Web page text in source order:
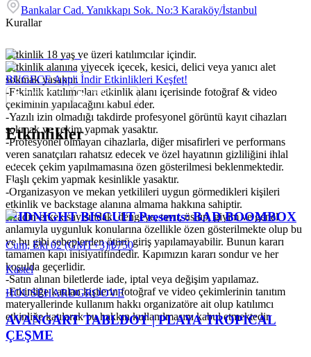
Bankalar Cad. Yanıkkapı Sok. No:3 Karaköy/İstanbul
Kurallar
-Etkinlik 18 yaş ve üzeri katılımcılar içindir.
-Etkinlik alanına yiyecek içecek, kesici, delici veya yanıcı alet
sokmak yasaktır.
-Etkinlik katılımcıları etkinlik alanı içerisinde fotoğraf & video
çekiminin yapılacağını kabul eder.
-Yazılı izin olmadığı takdirde profesyonel görüntü kayıt cihazları
sokmak ve çekim yapmak yasaktır.
-Profesyonel olmayan cihazlarla, diğer misafirleri ve performans
veren sanatçıları rahatsız edecek ve özel hayatının gizliliğini ihlal
edecek çekim yapılmamasına özen gösterilmesi beklenmektedir.
Flaşlı çekim yapmak kesinlikle yasaktır.
-Organizasyon ve mekan yetkilileri uygun görmedikleri kişileri
etkinlik ve backstage alanına almama hakkına sahiptir.
-Kadın-erkek sayısındaki dengeye, tavır, üslup, giyim ve genel
anlamıyla uygunluk konularına özellikle özen gösterilmekte olup bu
ve bu gibi sebeplerden ötürü giriş yapılamayabilir. Bunun kararı
tamamen kapı inisiyatifindedir. Kapımızın kararı sondur ve her
koşulda geçerlidir.
-Satın alınan biletlerde iade, iptal veya değişim yapılamaz.
-Etkinliğe katılan kişilerin fotoğraf ve video çekimlerinin tanıtım
materyallerinde kullanım hakkı organizatöre ait olup katılımcı
etkinliğe katılarak bu hakkın kullanılmasını kabul etmektedir.
BUGECE App'i İndir Etkinlikleri Keşfet!
Etkinlikler
MIDNIGHT BISCUIT Presents: BAD BOOMBOX
Cum, Eki 02 (GMT+3)|₺750
Kastel
HOUSEHARDGROOVE
AVANGART TABLDOT | PLAYA TROPICAL
ÇEŞME